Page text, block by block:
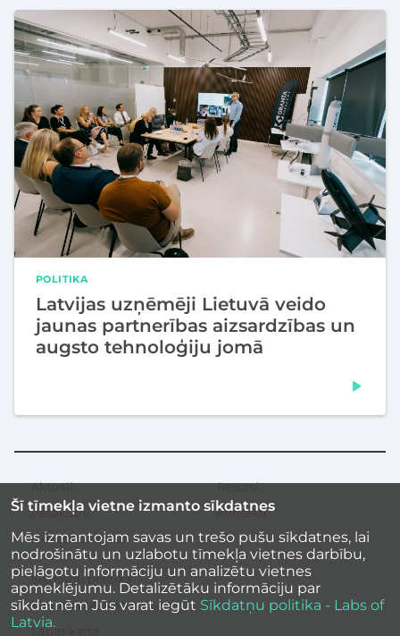
POLITIKA
Latvijas uzņēmēji Lietuvā veido
jaunas partnerības aizsardzības un
augsto tehnoloģiju jomā
Šī tīmekļa vietne izmanto sīkdatnes
Mēs izmantojam savas un trešo pušu sīkdatnes, lai
nodrošinātu un uzlabotu tīmekļa vietnes darbību,
pielāgotu informāciju un analizētu vietnes
apmeklējumu. Detalizētāku informāciju par
sīkdatnēm Jūs varat iegūt Sīkdatņu politika - Labs of
Latvia.
Sekundārā
izvēlne
Aktuāli
Pasākumi
Iedvesmas stāsti
Resursi
Kontakti
Sīkdatņu politika
Vietnes piekļūstamība
Lapas karte